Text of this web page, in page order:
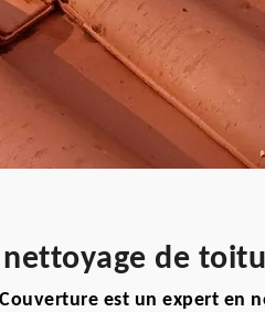
de
est un expert en